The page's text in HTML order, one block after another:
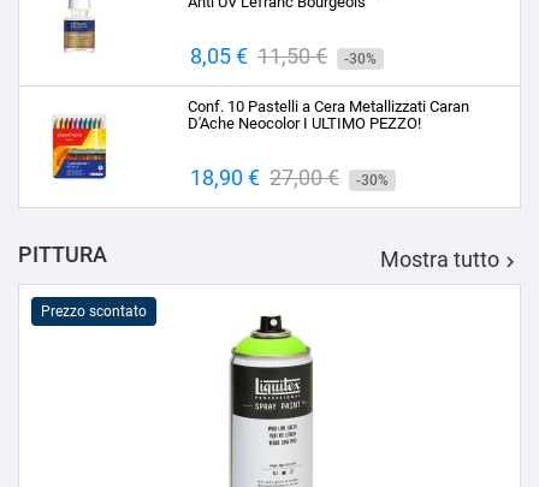
Prezzo
8,05 € Prezzo
base
11,50 € -30%
Conf. 10 Pastelli a Cera Metallizzati Caran
D'Ache Neocolor I ULTIMO PEZZO!
Prezzo
18,90 € Prezzo
base
27,00 € -30%
PITTURA Mostra tutto 
Prezzo scontato